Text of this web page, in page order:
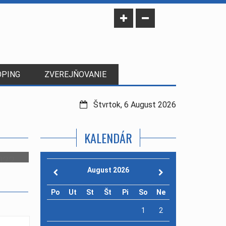
ZVEREJŇOVANIE
Štvrtok, 6 August 2026
KALENDÁR
August 2026
Po Ut St Št Pi So Ne
1 2